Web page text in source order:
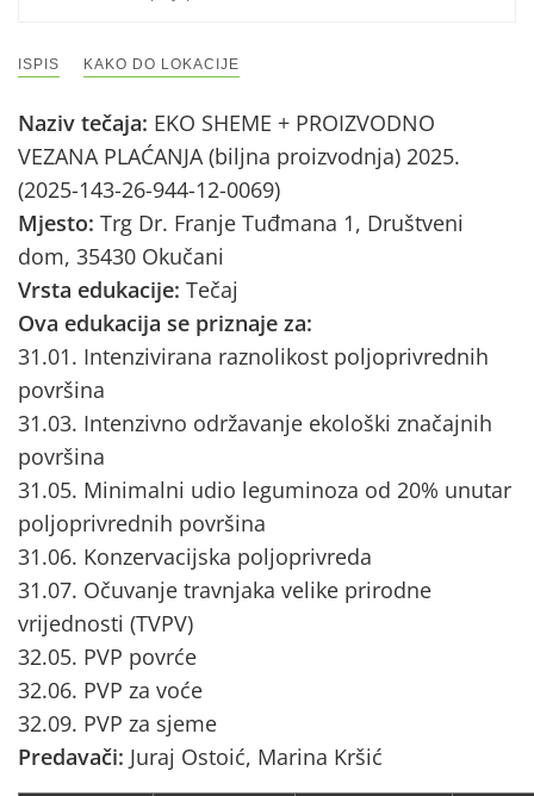
ISPIS KAKO DO LOKACIJE
Naziv tečaja: EKO SHEME + PROIZVODNO
VEZANA PLAĆANJA (biljna proizvodnja) 2025.
(2025-143-26-944-12-0069)
Mjesto: Trg Dr. Franje Tuđmana 1, Društveni
dom, 35430 Okučani
Vrsta edukacije: Tečaj
Ova edukacija se priznaje za:
31.01. Intenzivirana raznolikost poljoprivrednih
površina
31.03. Intenzivno održavanje ekološki značajnih
površina
31.05. Minimalni udio leguminoza od 20% unutar
poljoprivrednih površina
31.06. Konzervacijska poljoprivreda
31.07. Očuvanje travnjaka velike prirodne
vrijednosti (TVPV)
32.05. PVP povrće
32.06. PVP za voće
32.09. PVP za sjeme
Predavači: Juraj Ostoić, Marina Kršić